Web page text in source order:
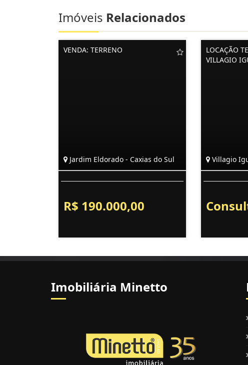
Imóveis Relacionados
VENDA: TERRENO
Jardim Eldorado - Caxias do Sul
R$ 190.000,00
LOCAÇÃO
VILLAGIO
Villagio
Imobiliária Minetto